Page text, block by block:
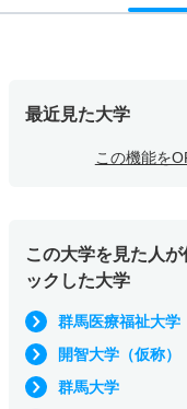
最近見た大学
この機能を
この大学を見た人
ックした大学
群馬医療福祉大学
開智大学（仮称）
群馬大学